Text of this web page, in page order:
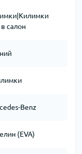
в салон
Benz
(EVA)